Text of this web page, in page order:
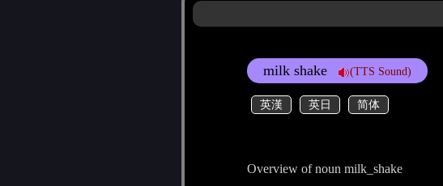
milk shake (TTS Sound)
英漢 英日 简体
Overview of noun milk_shake